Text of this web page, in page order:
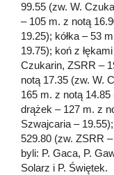
99.55 (zw. W.
– 105 m. z notą
19.25); kółka – 53
19.75); koń z
Czukarin, ZSRR –
notą 17.35 (zw. W.
165 m. z notą
drążek – 127 m. z
Szwajcaria – 19.55);
529.80 (zw. ZSRR
byli: P. Gaca, P.
Solarz i P. Świętek.